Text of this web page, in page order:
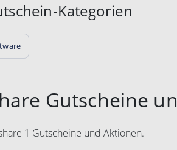
Kategorien
Gutscheine
1 Gutscheine und Aktionen.